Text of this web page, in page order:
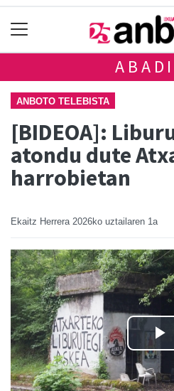
ANBOTO TELEBISTA
[BIDEOA]:
atondu dute
harrobietan
Ekaitz Herrera 2026ko uztailaren 1a